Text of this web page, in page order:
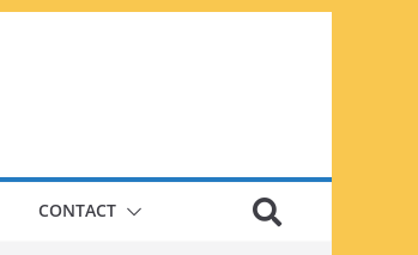
CONTACT